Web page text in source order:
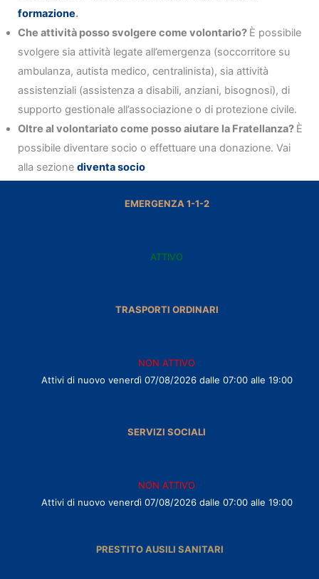
formazione.
Che attività posso svolgere come volontario? È possibile
svolgere sia attività legate all’emergenza (soccorritore su
ambulanza, autista medico, centralinista), sia attività
assistenziali (assistenza a disabili, anziani, bisognosi), di
supporto gestionale all’associazione o di protezione civile.
Oltre al volontariato come posso aiutare la Fratellanza? È
possibile diventare socio o effettuare una donazione. Vai
alla sezione diventa socio
EMERGENZA 1-1-2
ATTIVO
TRASPORTI ORDINARI
NON ATTIVO
Attivi di nuovo venerdì 07/08/2026 dalle 07:00 alle 19:00
SERVIZI SOCIALI
NON ATTIVO
Attivi di nuovo venerdì 07/08/2026 dalle 07:00 alle 19:00
PRESTITO AUSILI SANITARI